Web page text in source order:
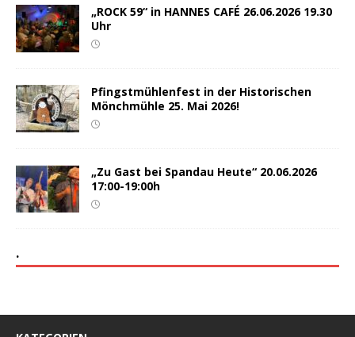
„ROCK 59“ in HANNES CAFÉ 26.06.2026 19.30
Uhr
Pfingstmühlenfest in der Historischen
Mönchmühle 25. Mai 2026!
„Zu Gast bei Spandau Heute“ 20.06.2026
17:00-19:00h
.